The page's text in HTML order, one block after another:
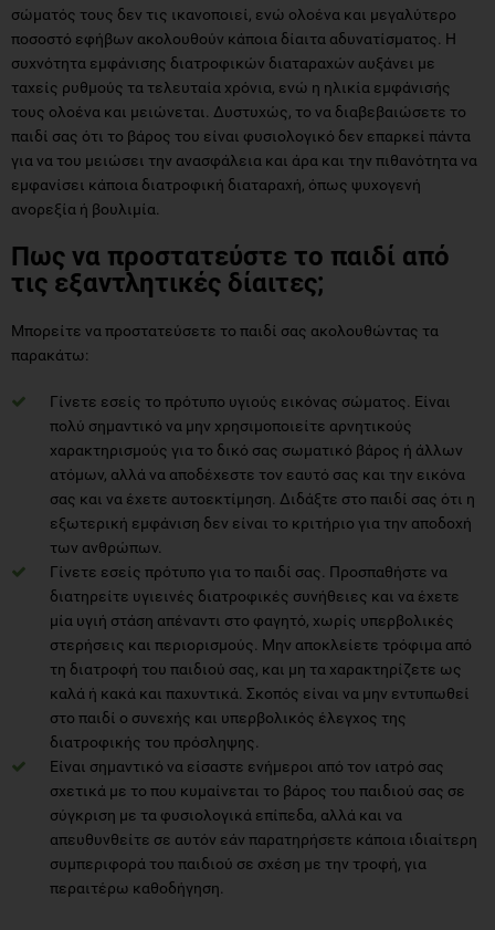
σώματός τους δεν τις ικανοποιεί, ενώ ολοένα και μεγαλύτερο
ποσοστό εφήβων ακολουθούν κάποια δίαιτα αδυνατίσματος. Η
συχνότητα εμφάνισης διατροφικών διαταραχών αυξάνει με
ταχείς ρυθμούς τα τελευταία χρόνια, ενώ η ηλικία εμφάνισής
τους ολοένα και μειώνεται. Δυστυχώς, το να διαβεβαιώσετε το
παιδί σας ότι το βάρος του είναι φυσιολογικό δεν επαρκεί πάντα
για να του μειώσει την ανασφάλεια και άρα και την πιθανότητα να
εμφανίσει κάποια διατροφική διαταραχή, όπως ψυχογενή
ανορεξία ή βουλιμία.
Πως να προστατεύστε το παιδί από
τις εξαντλητικές δίαιτες;
Μπορείτε να προστατεύσετε το παιδί σας ακολουθώντας τα
παρακάτω:
Γίνετε εσείς το πρότυπο υγιούς εικόνας σώματος. Είναι
πολύ σημαντικό να μην χρησιμοποιείτε αρνητικούς
χαρακτηρισμούς για το δικό σας σωματικό βάρος ή άλλων
ατόμων, αλλά να αποδέχεστε τον εαυτό σας και την εικόνα
σας και να έχετε αυτοεκτίμηση. Διδάξτε στο παιδί σας ότι η
εξωτερική εμφάνιση δεν είναι το κριτήριο για την αποδοχή
των ανθρώπων.
Γίνετε εσείς πρότυπο για το παιδί σας. Προσπαθήστε να
διατηρείτε υγιεινές διατροφικές συνήθειες και να έχετε
μία υγιή στάση απέναντι στο φαγητό, χωρίς υπερβολικές
στερήσεις και περιορισμούς. Μην αποκλείετε τρόφιμα από
τη διατροφή του παιδιού σας, και μη τα χαρακτηρίζετε ως
καλά ή κακά και παχυντικά. Σκοπός είναι να μην εντυπωθεί
στο παιδί ο συνεχής και υπερβολικός έλεγχος της
διατροφικής του πρόσληψης.
Είναι σημαντικό να είσαστε ενήμεροι από τον ιατρό σας
σχετικά με το που κυμαίνεται το βάρος του παιδιού σας σε
σύγκριση με τα φυσιολογικά επίπεδα, αλλά και να
απευθυνθείτε σε αυτόν εάν παρατηρήσετε κάποια ιδιαίτερη
συμπεριφορά του παιδιού σε σχέση με την τροφή, για
περαιτέρω καθοδήγηση.